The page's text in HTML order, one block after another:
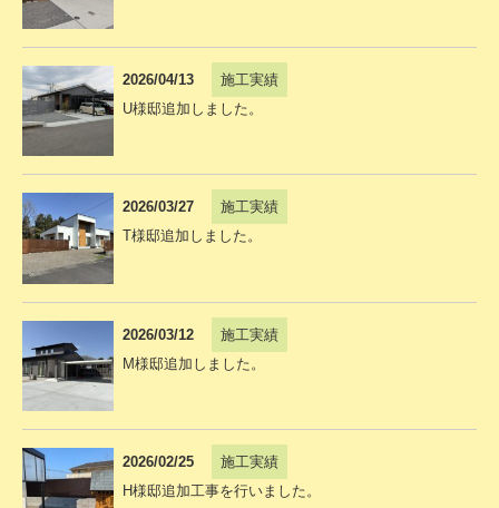
2026/04/13
施工実績
U様邸追加しました。
2026/03/27
施工実績
T様邸追加しました。
2026/03/12
施工実績
M様邸追加しました。
2026/02/25
施工実績
H様邸追加工事を行いました。